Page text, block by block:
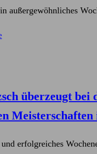
außergewöhnliches
überzeugt bei
erfolgreiches